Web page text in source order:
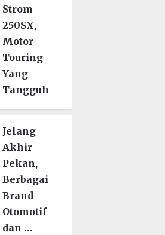
Strom
250SX,
Motor
Touring
Yang
Tangguh
Jelang
Akhir
Pekan,
Berbagai
Brand
Otomotif
dan …